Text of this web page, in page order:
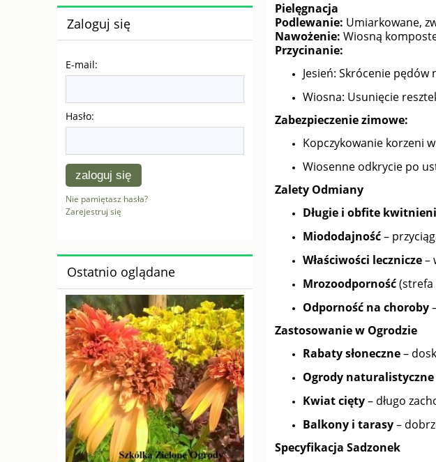
Zaloguj się
E-mail:
Hasło:
zaloguj się
Nie pamiętasz hasła?
Zarejestruj się
Ostatnio oglądane
Pielęgnacja
Podlewanie: Umiarkowane,
Nawożenie: Wiosną
Przycinanie:
Jesień: Skrócenie pędów
Wiosna: Usunięcie
Zabezpieczenie zimowe:
Kopczykowanie korzeni
Wiosenne odkrycie po
Zalety Odmiany
Długie i obfite
Miododajność–
Właściwości lecznicze–
Mrozoodporność(strefa
Odporność na choroby
Zastosowanie w Ogrodzie
Rabaty słoneczne–
Ogrody naturalistyczne
Kwiat cięty– długo
Balkony i tarasy–
Specyfikacja Sadzonek